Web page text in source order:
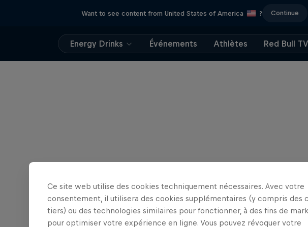
Want to see content from United States of America ? Continue
Energy Drinks Événements Athlètes Red Bull TV
Ce site web utilise des cookies techniquement nécessaires. Avec votre
consentement, il utilisera des cookies supplémentaires (y compris des
tiers) ou des technologies similaires pour fonctionner, à des fins de
pour optimiser votre expérience en ligne. Vous pouvez révoquer votre